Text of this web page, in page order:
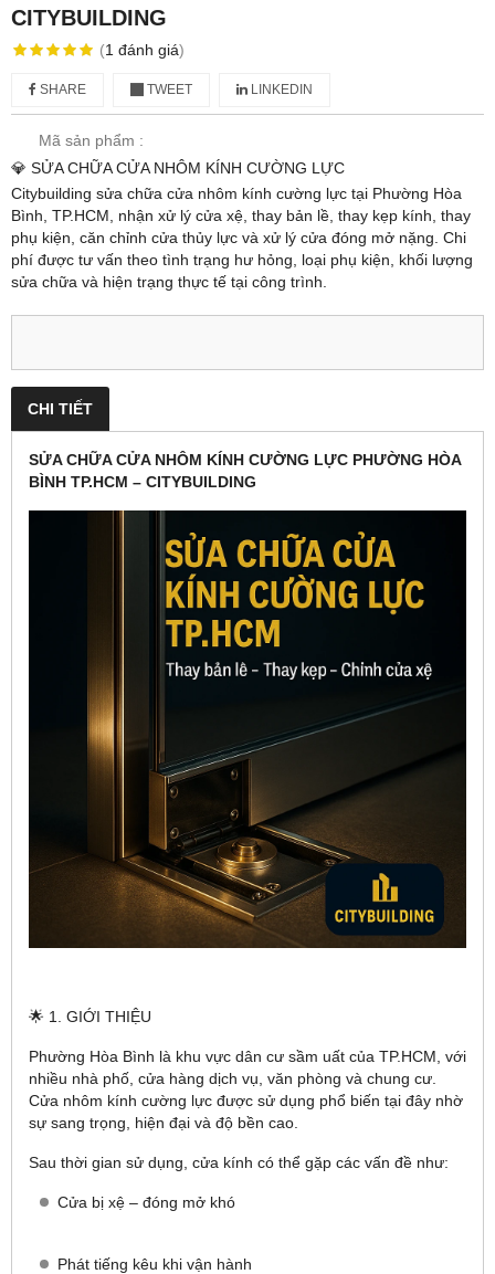
CITYBUILDING
(1 đánh giá)
SHARE TWEET LINKEDIN
Mã sản phẩm :
💎 SỬA CHỮA CỬA NHÔM KÍNH CƯỜNG LỰC
Citybuilding sửa chữa cửa nhôm kính cường lực tại Phường Hòa
Bình, TP.HCM, nhận xử lý cửa xệ, thay bản lề, thay kẹp kính, thay
phụ kiện, căn chỉnh cửa thủy lực và xử lý cửa đóng mở nặng. Chi
phí được tư vấn theo tình trạng hư hỏng, loại phụ kiện, khối lượng
sửa chữa và hiện trạng thực tế tại công trình.
CHI TIẾT
SỬA CHỮA CỬA NHÔM KÍNH CƯỜNG LỰC PHƯỜNG HÒA
BÌNH TP.HCM – CITYBUILDING
🌟 1. GIỚI THIỆU
Phường Hòa Bình là khu vực dân cư sầm uất của TP.HCM, với
nhiều nhà phố, cửa hàng dịch vụ, văn phòng và chung cư.
Cửa nhôm kính cường lực được sử dụng phổ biến tại đây nhờ
sự sang trọng, hiện đại và độ bền cao.
Sau thời gian sử dụng, cửa kính có thể gặp các vấn đề như:
Cửa bị xệ – đóng mở khó
Phát tiếng kêu khi vận hành